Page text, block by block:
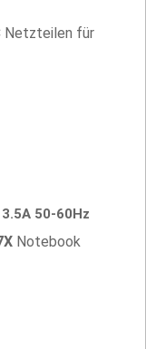
Netzteilen für
50-60Hz
Notebook